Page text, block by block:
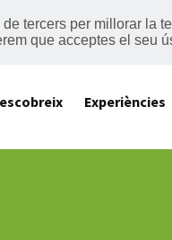
tercers per millorar la
que acceptes el seu
Experiències